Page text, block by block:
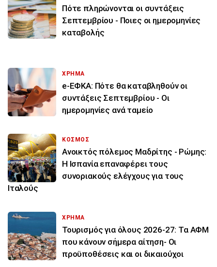
Πότε πληρώνονται οι συντάξεις
Σεπτεμβρίου - Ποιες οι ημερομηνίες
καταβολής
ΧΡΗΜΑ
e-ΕΦΚΑ: Πότε θα καταβληθούν οι
συντάξεις Σεπτεμβρίου - Οι
ημερομηνίες ανά ταμείο
ΚΟΣΜΟΣ
Ανοικτός πόλεμος Μαδρίτης - Ρώμης:
Η Ισπανία επαναφέρει τους
συνοριακούς ελέγχους για τους
Ιταλούς
ΧΡΗΜΑ
Τουρισμός για όλους 2026-27: Τα ΑΦΜ
που κάνουν σήμερα αίτηση- Οι
προϋποθέσεις και οι δικαιούχοι